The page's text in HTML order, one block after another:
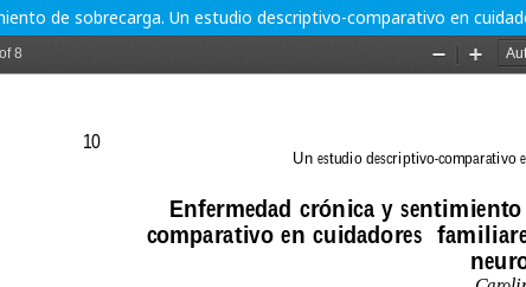
de sobrecarga. Un estudio descriptivo-comparativo en